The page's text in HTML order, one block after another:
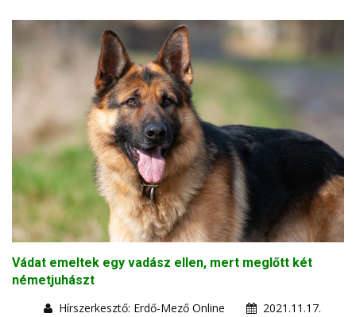
Vádat emeltek egy vadász ellen, mert meglőtt két
németjuhászt
Hírszerkesztő: Erdő-Mező Online
2021.11.17.